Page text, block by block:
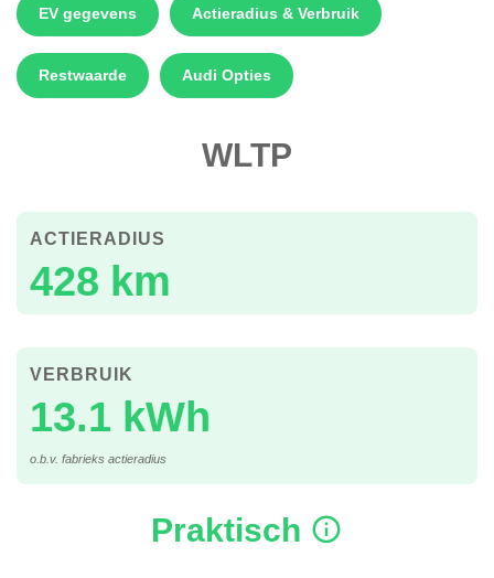
EV gegevens Actieradius & Verbruik
Restwaarde Audi Opties
WLTP
428 km
ACTIERADIUS
13.1 kWh
VERBRUIK
o.b.v. fabrieks actieradius
Praktisch